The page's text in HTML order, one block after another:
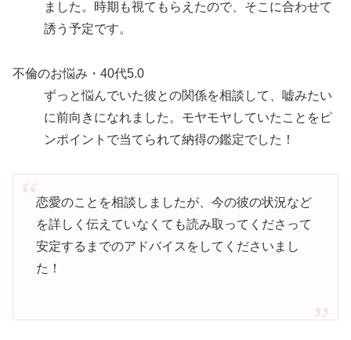
ました。時期も視てもらえたので、そこに合わせて
誘う予定です。
不倫のお悩み・40代5.0
ずっと悩んでいた彼との関係を相談して、嘘みたい
に前向きになれました。モヤモヤしていたことをピ
ンポイントで当てられて納得の鑑定でした！
恋愛のことを相談しましたが、今の彼の状況など
を詳しく伝えていなくても読み取ってくださって
安定するまでのアドバイスをしてくださいまし
た！